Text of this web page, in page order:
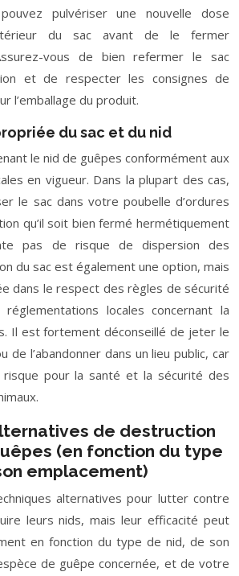
pulvériser une nouvelle dose
du sac avant de le fermer
vous de bien refermer le sac
et de respecter les consignes de
l’emballage du produit.
du sac et du nid
le nid de guêpes conformément aux
en vigueur. Dans la plupart des cas,
le sac dans votre poubelle d’ordures
qu’il soit bien fermé hermétiquement
pas de risque de dispersion des
du sac est également une option, mais
dans le respect des règles de sécurité
locales concernant la
Il est fortement déconseillé de jeter le
de l’abandonner dans un lieu public, car
pour la santé et la sécurité des
de destruction
(en fonction du type
emplacement)
alternatives pour lutter contre
leurs nids, mais leur efficacité peut
en fonction du type de nid, de son
de guêpe concernée, et de votre